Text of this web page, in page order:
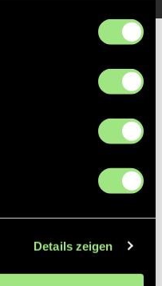
Details zeigen